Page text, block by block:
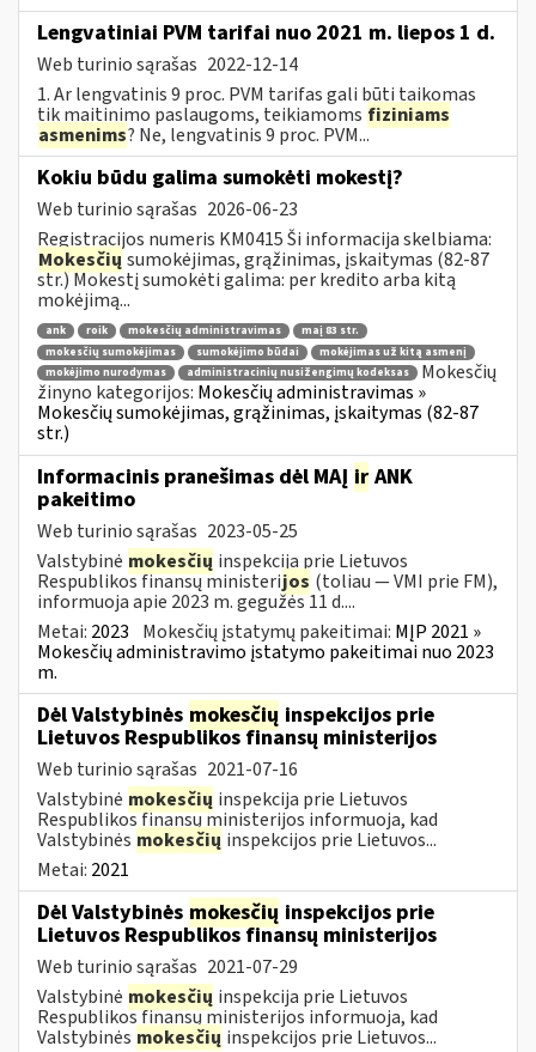
Lengvatiniai PVM tarifai nuo 2021 m. liepos 1 d.
Web turinio sąrašas 2022-12-14
1. Ar lengvatinis 9 proc. PVM tarifas gali būti taikomas
tik maitinimo paslaugoms, teikiamoms fiziniams
asmenims? Ne, lengvatinis 9 proc. PVM...
Kokiu būdu galima sumokėti mokestį?
Web turinio sąrašas 2026-06-23
Registracijos numeris KM0415 Ši informacija skelbiama:
Mokesčių sumokėjimas, grąžinimas, įskaitymas (82-87
str.) Mokestį sumokėti galima: per kredito arba kitą
mokėjimą...
ank roik mokesčių administravimas
maį 83 str.
mokesčių sumokėjimas
sumokėjimo būdai
mokėjimas už kitą asmenį
mokėjimo nurodymas
administracinių nusižengimų kodeksas
Mokesčių
žinyno kategorijos: Mokesčių administravimas »
Mokesčių sumokėjimas, grąžinimas, įskaitymas (82-87
str.)
Informacinis pranešimas dėl MAĮ ir ANK
pakeitimo
Web turinio sąrašas 2023-05-25
Valstybinė mokesčių inspekcija prie Lietuvos
Respublikos finansų ministerijos (toliau — VMI prie FM),
informuoja apie 2023 m. gegužės 11 d....
Metai: 2023 Mokesčių įstatymų pakeitimai: MĮP 2021 »
Mokesčių administravimo įstatymo pakeitimai nuo 2023
m.
Dėl Valstybinės mokesčių inspekcijos prie
Lietuvos Respublikos finansų ministerijos
Web turinio sąrašas 2021-07-16
Valstybinė mokesčių inspekcija prie Lietuvos
Respublikos finansų ministerijos informuoja, kad
Valstybinės mokesčių inspekcijos prie Lietuvos...
Metai: 2021
Dėl Valstybinės mokesčių inspekcijos prie
Lietuvos Respublikos finansų ministerijos
Web turinio sąrašas 2021-07-29
Valstybinė mokesčių inspekcija prie Lietuvos
Respublikos finansų ministerijos informuoja, kad
Valstybinės mokesčių inspekcijos prie Lietuvos...